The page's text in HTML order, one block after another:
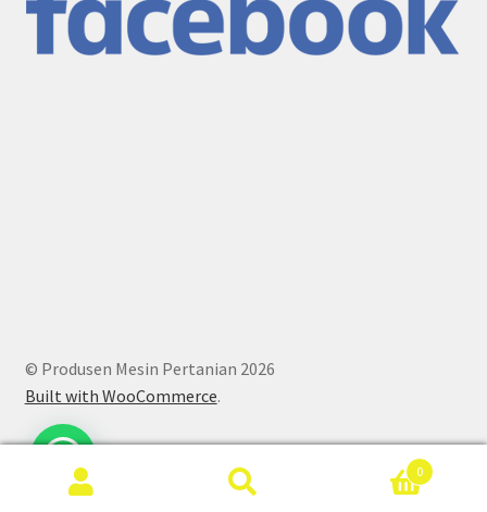
© Produsen Mesin Pertanian 2026
Built with WooCommerce.
0